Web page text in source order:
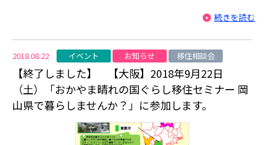
続きを読む
2018.08.22 イベント お知らせ 移住相談会
【終了しました】 【大阪】2018年9月22日
（土）「おかやま晴れの国ぐらし移住セミナー 岡
山県で暮らしませんか？」に参加します。